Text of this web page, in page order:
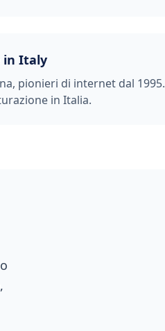
in Italy
pionieri di internet dal 1995.
in Italia.